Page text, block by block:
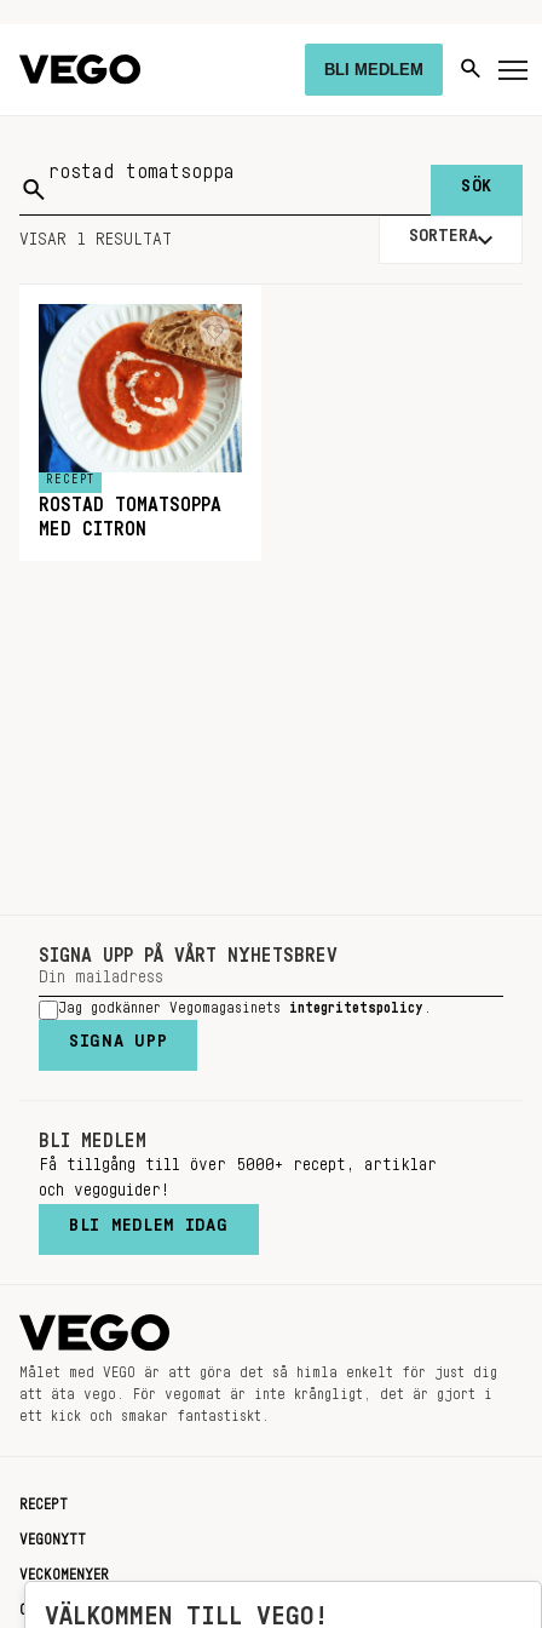
BLI MEDLEM
Sök
på:
VISAR 1 RESULTAT SORTERA
RECEPT
ROSTAD TOMATSOPPA
MED CITRON
SIGNA UPP PÅ VÅRT NYHETSBREV
Jag godkänner Vegomagasinets integritetspolicy
SIGNA UPP
BLI MEDLEM
Få tillgång till över 5000+ recept, artiklar
och vegoguider!
BLI MEDLEM IDAG
Målet med VEGO är att göra det så himla enkelt för just dig
att äta vego. För vegomat är inte krångligt, det är gjort i
ett kick och smakar fantastiskt.
RECEPT
VEGONYTT
VECKOMENYER
OM OSSVÄLKOMMEN TILL VEGO!